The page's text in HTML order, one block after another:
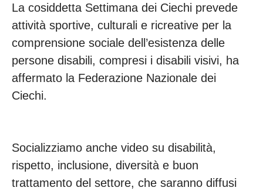
La cosiddetta Settimana dei Ciechi prevede
attività sportive, culturali e ricreative per la
comprensione sociale dell’esistenza delle
persone disabili, compresi i disabili visivi, ha
affermato la Federazione Nazionale dei
Ciechi.
Socializziamo anche video su disabilità,
rispetto, inclusione, diversità e buon
trattamento del settore, che saranno diffusi